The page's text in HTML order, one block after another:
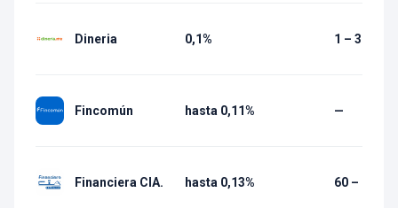
Dineria 0,1% 1 – 30 días
Fincomún hasta 0,11% —
Financiera CIA. hasta 0,13% 60 – 1 080